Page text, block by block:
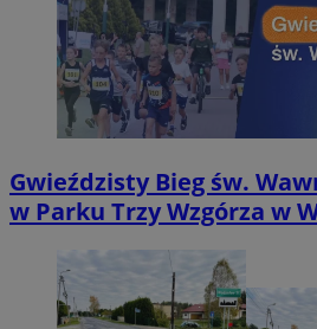
Gwieździsty Bieg św.
w Parku Trzy Wzgórza w